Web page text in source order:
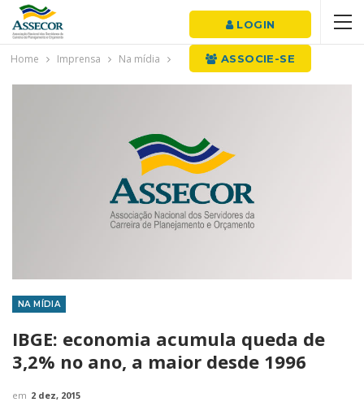
LOGIN
ASSOCIE-SE
Home Imprensa Na mídia
NA MÍDIA
IBGE: economia acumula queda de
3,2% no ano, a maior desde 1996
em 2 dez, 2015